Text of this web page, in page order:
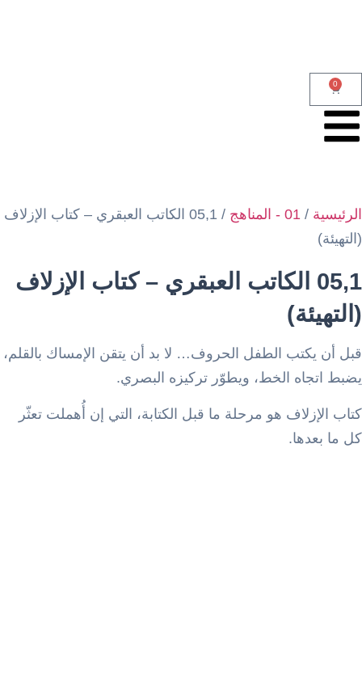
0
الرئيسية / 01 - المناهج
/ 05,1 الكاتب العبقري – كتاب الإزلاف
(التهيئة)
05,1 الكاتب العبقري – كتاب الإزلاف
(التهيئة)
قبل أن يكتب الطفل الحروف… لا بد أن يتقن الإمساك بالقلم،
يضبط اتجاه الخط، ويطوّر تركيزه البصري.
كتاب الإزلاف هو مرحلة ما قبل الكتابة، التي إن أُهملت تعثّر
كل ما بعدها.